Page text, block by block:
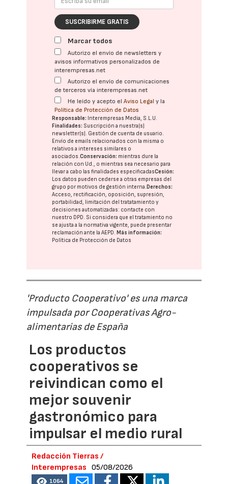
SUSCRIBIRME GRATIS
Marcar todos
Autorizo el envío de newsletters y
avisos informativos personalizados de
interempresas.net
Autorizo el envío de comunicaciones
de terceros vía interempresas.net
He leído y acepto elAviso Legal y la
Política de Protección de Datos
Responsable: Interempresas Media, S.L.U.
Finalidades: Suscripción a nuestra(s)
newsletter(s). Gestión de cuenta de usuario.
Envío de emails relacionados con la misma o
relativos a intereses similares o
asociados.Conservación: mientras dure la
relación con Ud., o mientras sea necesario para
llevar a cabo las finalidades especificadasCesión:
Los datos pueden cederse a otras empresas del
grupo por motivos de gestión interna. Derechos:
Acceso, rectificación, oposición, supresión,
portabilidad, limitación del tratatamiento y
decisiones automatizadas: contacte con
nuestro DPD. Si considera que el tratamiento no
se ajusta a la normativa vigente, puede presentar
reclamación ante laAEPD. Más información:
Política de Protección de Datos
'Producto Cooperativo' es una marca
impulsada por Cooperativas Agro-
alimentarias de España
Los productos
cooperativos se
reivindican como el
mejor souvenir
gastronómico para
impulsar el medio rural
Redacción Tierras /
Interempresas
05/08/2026
1064